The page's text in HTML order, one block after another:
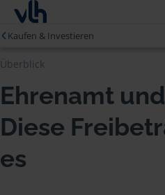
Kaufen & Investieren
Überblick
Ehrenamt
Diese
es